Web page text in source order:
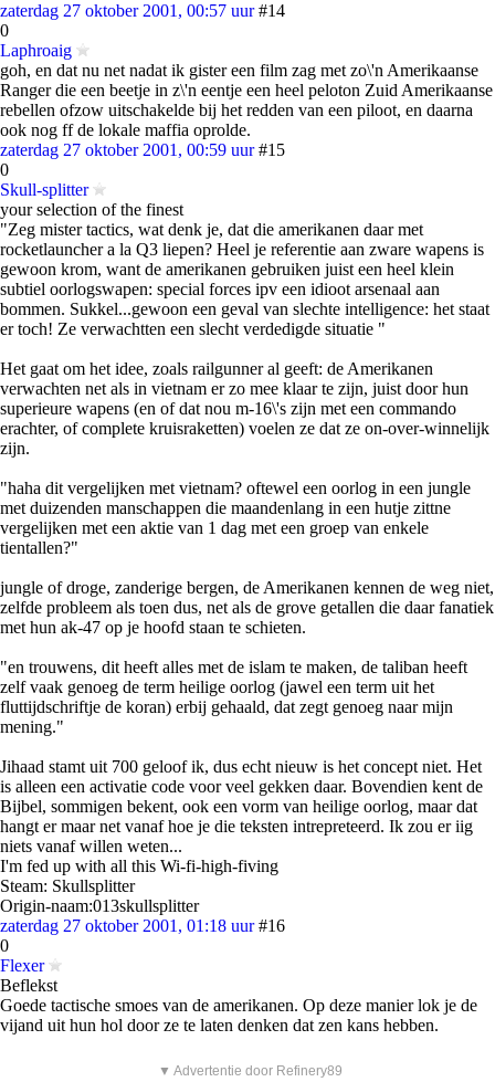
zaterdag 27 oktober 2001, 00:57 uur #14
0
Laphroaig
goh, en dat nu net nadat ik gister een film zag met zo\'n Amerikaanse
Ranger die een beetje in z\'n eentje een heel peloton Zuid Amerikaanse
rebellen ofzow uitschakelde bij het redden van een piloot, en daarna
ook nog ff de lokale maffia oprolde.
zaterdag 27 oktober 2001, 00:59 uur #15
0
Skull-splitter
your selection of the finest
"Zeg mister tactics, wat denk je, dat die amerikanen daar met
rocketlauncher a la Q3 liepen? Heel je referentie aan zware wapens is
gewoon krom, want de amerikanen gebruiken juist een heel klein
subtiel oorlogswapen: special forces ipv een idioot arsenaal aan
bommen. Sukkel...gewoon een geval van slechte intelligence: het staat
er toch! Ze verwachtten een slecht verdedigde situatie "
Het gaat om het idee, zoals railgunner al geeft: de Amerikanen
verwachten net als in vietnam er zo mee klaar te zijn, juist door hun
superieure wapens (en of dat nou m-16\'s zijn met een commando
erachter, of complete kruisraketten) voelen ze dat ze on-over-winnelijk
zijn.
"haha dit vergelijken met vietnam? oftewel een oorlog in een jungle
met duizenden manschappen die maandenlang in een hutje zittne
vergelijken met een aktie van 1 dag met een groep van enkele
tientallen?"
jungle of droge, zanderige bergen, de Amerikanen kennen de weg niet,
zelfde probleem als toen dus, net als de grove getallen die daar fanatiek
met hun ak-47 op je hoofd staan te schieten.
"en trouwens, dit heeft alles met de islam te maken, de taliban heeft
zelf vaak genoeg de term heilige oorlog (jawel een term uit het
fluttijdschriftje de koran) erbij gehaald, dat zegt genoeg naar mijn
mening."
Jihaad stamt uit 700 geloof ik, dus echt nieuw is het concept niet. Het
is alleen een activatie code voor veel gekken daar. Bovendien kent de
Bijbel, sommigen bekent, ook een vorm van heilige oorlog, maar dat
hangt er maar net vanaf hoe je die teksten intrepreteerd. Ik zou er iig
niets vanaf willen weten...
I'm fed up with all this Wi-fi-high-fiving
Steam: Skullsplitter
Origin-naam:013skullsplitter
zaterdag 27 oktober 2001, 01:18 uur #16
0
Flexer
Beflekst
Goede tactische smoes van de amerikanen. Op deze manier lok je de
vijand uit hun hol door ze te laten denken dat zen kans hebben.
▼ Advertentie door Refinery89